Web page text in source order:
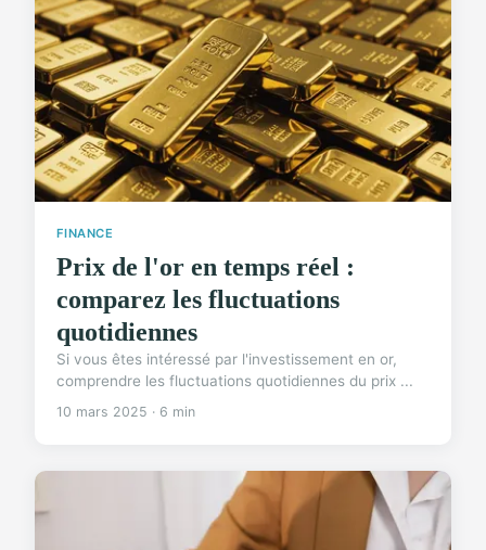
FINANCE
Prix de l'or en temps réel :
comparez les fluctuations
quotidiennes
Si vous êtes intéressé par l'investissement en or,
comprendre les fluctuations quotidiennes du prix ...
10 mars 2025 · 6 min